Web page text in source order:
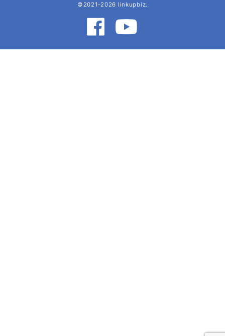
©2021-2026 linkupbiz.